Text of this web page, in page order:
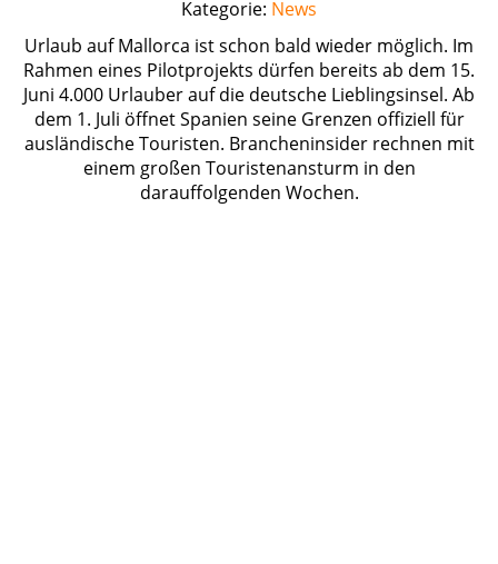
Kategorie: News
Urlaub auf Mallorca ist schon bald wieder möglich. Im
Rahmen eines Pilotprojekts dürfen bereits ab dem 15.
Juni 4.000 Urlauber auf die deutsche Lieblingsinsel. Ab
dem 1. Juli öffnet Spanien seine Grenzen offiziell für
ausländische Touristen. Brancheninsider rechnen mit
einem großen Touristenansturm in den
darauffolgenden Wochen.